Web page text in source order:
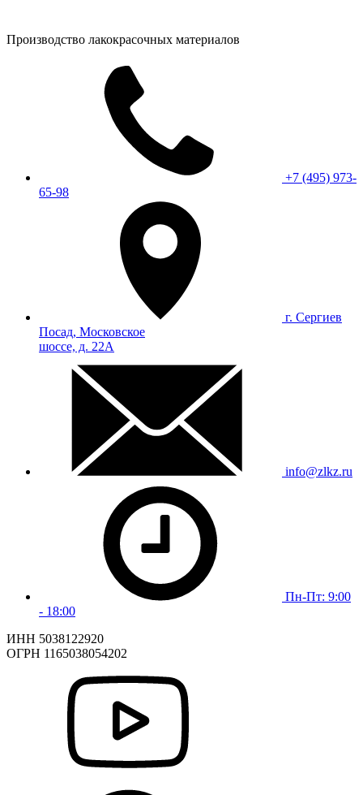
Производство лакокрасочных материалов
+7 (495) 973-
65-98
г. Сергиев
Посад, Московское
шоссе, д. 22А
info@zlkz.ru
Пн-Пт: 9:00
- 18:00
ИНН 5038122920
ОГРН 1165038054202